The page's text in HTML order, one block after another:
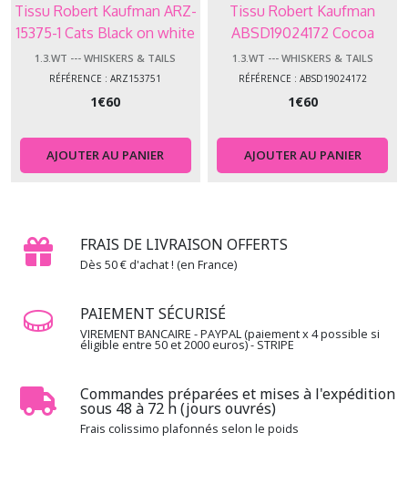
Tissu Robert Kaufman ARZ-
15375-1 Cats Black on white
Whiskers & Tails
1.3.WT --- WHISKERS & TAILS
RÉFÉRENCE : ARZ153751
1€60
AJOUTER AU PANIER
Tissu Robert Kaufman
ABSD19024172 Cocoa
Whiskers & Tails
1.3.WT --- WHISKERS & TAILS
RÉFÉRENCE : ABSD19024172
1€60
AJOUTER AU PANIER
FRAIS DE LIVRAISON OFFERTS
Dès 50 € d'achat ! (en France)
PAIEMENT SÉCURISÉ
VIREMENT BANCAIRE - PAYPAL (paiement x 4 possible si
éligible entre 50 et 2000 euros) - STRIPE
Commandes préparées et mises à l'expédition
sous 48 à 72 h (jours ouvrés)
Frais colissimo plafonnés selon le poids
1.3.EV
-
-
Everyday
Gustav
Kiku
Sevenberry